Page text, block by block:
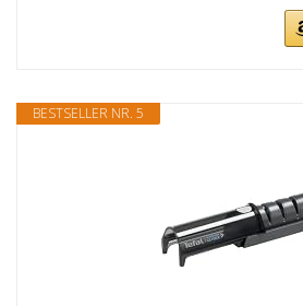
BESTSELLER NR. 5